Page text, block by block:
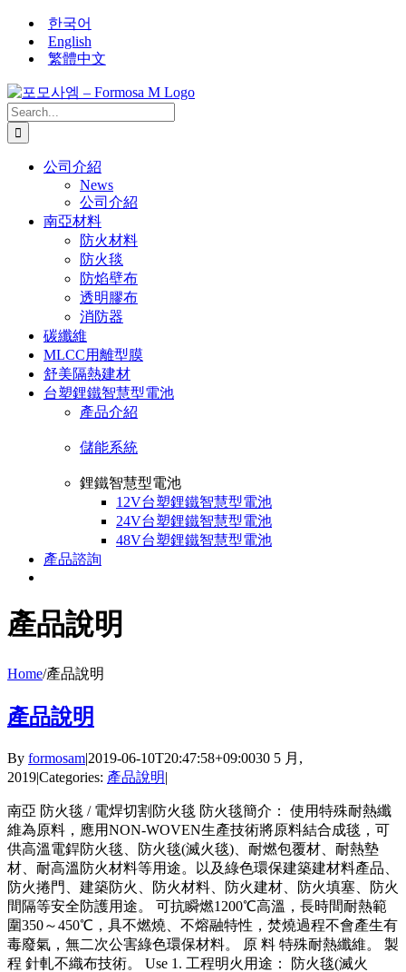
Skip
content
한국어
English
繁體中文
Search
for:
公司介紹
News
公司介紹
南亞材料
防火材料
防火毯
防焰壁布
透明膠布
消防器
碳纖維
MLCC用離型膜
舒美隔熱建材
台塑鋰鐵智慧型電池
產品介紹
儲能系統
鋰鐵智慧型電池
12V台塑鋰鐵智慧型電池
24V台塑鋰鐵智慧型電池
48V台塑鋰鐵智慧型電池
產品諮詢
產品說明
Home/產品說明
產品說明
By formosam|2019-06-10T20:47:58+09:0030 5 月,
2019|Categories: 產品說明|
南亞 防火毯 / 電焊切割防火毯 防火毯簡介： 使用特殊耐熱纖
維為原料，應用NON-WOVEN生產技術將原料結合成毯，可
供高溫電銲防火毯、防火毯(滅火毯)、耐燃包覆材、耐熱墊
材、耐高溫防火材料等用途。以及綠色環保建築建材料產品、
防火捲門、建築防火、防火材料、防火建材、防火填塞、防火
間隔等安全防護用途。 可抗瞬燃1200℃高溫，長時間耐熱範
圍350～450℃，具不燃燒、不熔融特性，焚燒過程不會產生有
毒廢氣，無二次公害綠色環保材料。 原 料 特殊耐熱纖維。 製
程 針軋不織布技術。 Use 1. 工程明火用途： 防火毯(滅火